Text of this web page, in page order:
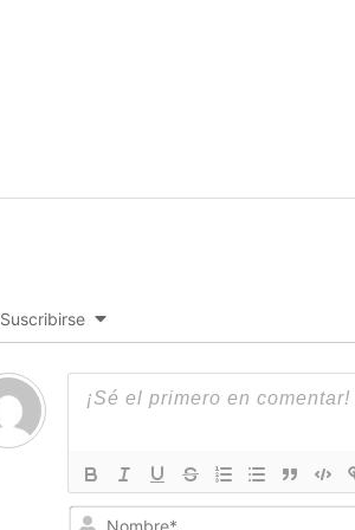
Suscribirse